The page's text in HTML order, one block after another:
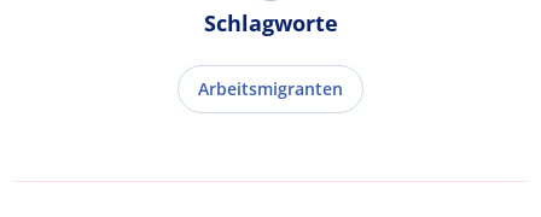
Schlagworte
Arbeitsmigranten